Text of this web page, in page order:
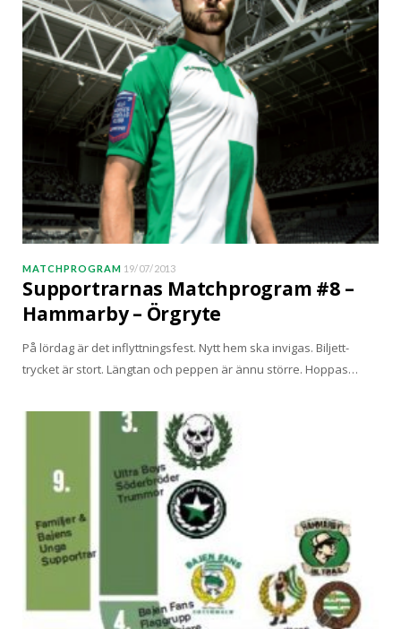
MATCHPROGRAM 19/07/2013
Supportrarnas Matchprogram #8 –
Hammarby – Örgryte
På lördag är det inflyttningsfest. Nytt hem ska invigas. Biljett-
trycket är stort. Längtan och peppen är ännu större. Hoppas…